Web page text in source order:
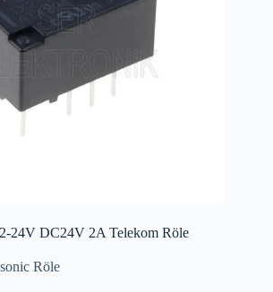
24V DC24V 2A Telekom Röle
Röle